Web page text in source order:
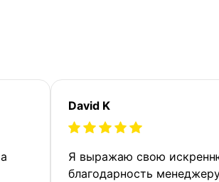
David K
Я выражаю свою
благодарность